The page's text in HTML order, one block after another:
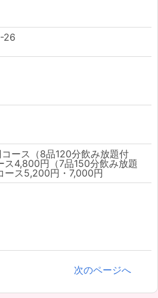
26
ース（8品120分飲み放題付
ス4,800円（7品150分飲み放題
ース5,200円・7,000円
次のページへ